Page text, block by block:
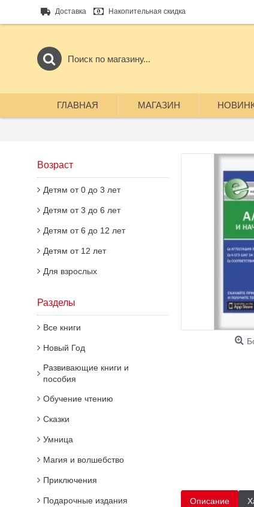
Доставка Накопительная скидка
ГЛАВНАЯ МАГАЗИН
Возраст
Детям от 0 до 3 лет
Детям от 3 до 6 лет
Детям от 6 до 12 лет
Детям от 12 лет
Для взрослых
Разделы
Все книги
Новый Год
Развивающие книги и
пособия
Обучение чтению
Сказки
Умница
Магия и волшебство
Приключения
Подарочные издания Описание